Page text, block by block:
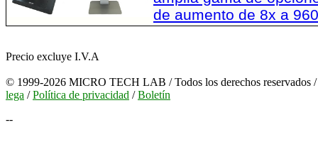
de aumento de 8x a
Precio excluye I.V.A
© 1999-2026 MICRO TECH LAB / Todos los derechos reservados /
lega /Política de privacidad /Boletín
--